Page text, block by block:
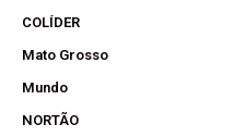
COLÍDER
Mato Grosso
Mundo
NORTÃO